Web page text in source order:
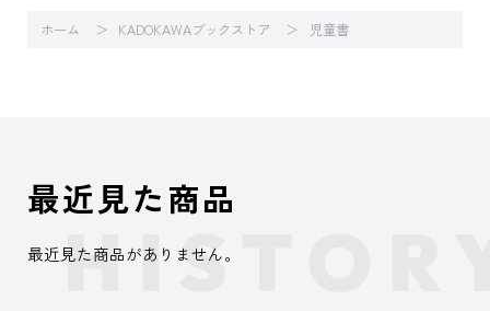
ホーム KADOKAWAブックストア 児童書
最近見た商品
最近見た商品がありません。